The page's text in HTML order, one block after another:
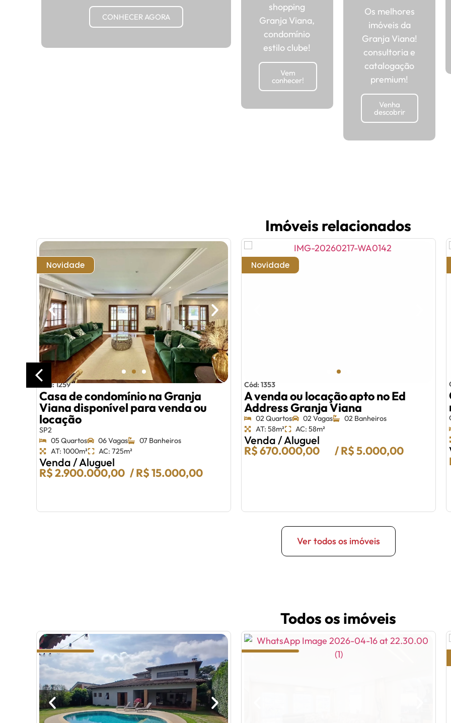
CONHECER AGORA
shopping
Granja Viana,
condomínio
estilo clube!
Vem
conhecer!
Os melhores
imóveis da
Granja Viana!
consultoria e
catalogação
premium!
Venha
descobrir
Imóveis relacionados
Novidade
Cód: 1259
Casa de condomínio na Granja
Viana disponível para venda ou
locação
SP2
05 Quartos
06 Vagas
07 Banheiros
AT: 1000m²
AC: 725m²
Venda / Aluguel
R$ 2.900.000,00 / R$ 15.000,00
Novidade
Cód: 1353
A venda ou locação apto no Ed
Address Granja Viana
02 Quartos 02 Vagas
02 Banheiros
AT: 58m²
AC: 58m²
Venda / Aluguel
R$ 670.000,00 / R$ 5.000,00
Ver todos os imóveis
Todos os imóveis